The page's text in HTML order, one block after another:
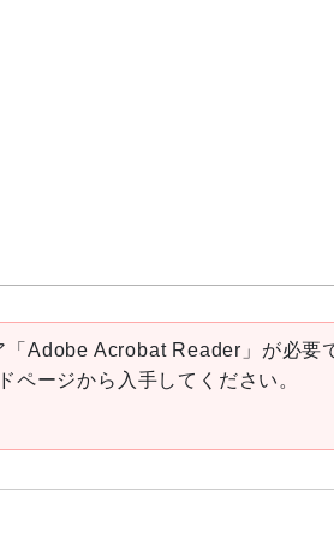
Adobe Acrobat Reader」が必要
ージから入手してください。